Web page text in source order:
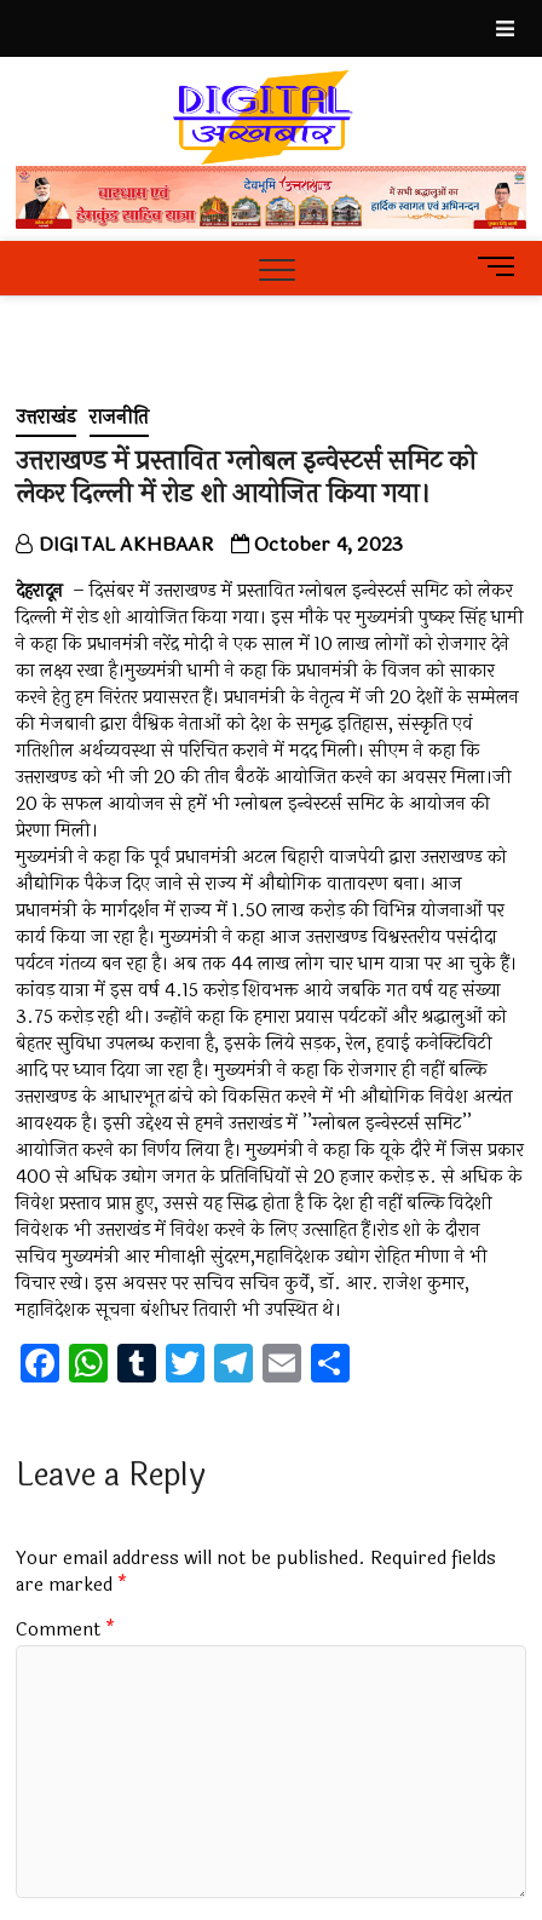
content
Hindi
News
PortalM
e
उत्तराखंड राजनीति
उत्तराखण्ड में प्रस्तावित ग्लोबल इन्वेस्टर्स समिट को
लेकर दिल्ली में रोड शो आयोजित किया गया।
DIGITAL AKHBAAR October 4, 2023
देहरादून – दिसंबर में उत्तराखण्ड में प्रस्तावित ग्लोबल इन्वेस्टर्स समिट को लेकर
दिल्ली में रोड शो आयोजित किया गया। इस मौके पर मुख्यमंत्री पुष्कर सिंह धामी
ने कहा कि प्रधानमंत्री नरेंद्र मोदी ने एक साल में 10 लाख लोगों को रोजगार देने
का लक्ष्य रखा है।मुख्यमंत्री धामी ने कहा कि प्रधानमंत्री के विजन को साकार
करने हेतु हम निरंतर प्रयासरत हैं। प्रधानमंत्री के नेतृत्व में जी 20 देशों के सम्मेलन
की मेजबानी द्वारा वैश्विक नेताओं को देश के समृद्ध इतिहास, संस्कृति एवं
गतिशील अर्थव्यवस्था से परिचित कराने में मदद मिली। सीएम ने कहा कि
उत्तराखण्ड को भी जी 20 की तीन बैठकें आयोजित करने का अवसर मिला।जी
20 के सफल आयोजन से हमें भी ग्लोबल इन्वेस्टर्स समिट के आयोजन की
प्रेरणा मिली।
मुख्यमंत्री ने कहा कि पूर्व प्रधानमंत्री अटल बिहारी वाजपेयी द्वारा उत्तराखण्ड को
औद्योगिक पैकेज दिए जाने से राज्य में औद्योगिक वातावरण बना। आज
प्रधानमंत्री के मार्गदर्शन में राज्य में 1.50 लाख करोड़ की विभिन्न योजनाओं पर
कार्य किया जा रहा है। मुख्यमंत्री ने कहा आज उत्तराखण्ड विश्वस्तरीय पसंदीदा
पर्यटन गंतव्य बन रहा है। अब तक 44 लाख लोग चार धाम यात्रा पर आ चुके हैं।
कांवड़ यात्रा में इस वर्ष 4.15 करोड़ शिवभक्त आये जबकि गत वर्ष यह संख्या
3.75 करोड़ रही थी। उन्होंने कहा कि हमारा प्रयास पर्यटकों और श्रद्धालुओं को
बेहतर सुविधा उपलब्ध कराना है, इसके लिये सड़क, रेल, हवाई कनेक्टिविटी
आदि पर ध्यान दिया जा रहा है। मुख्यमंत्री ने कहा कि रोजगार ही नहीं बल्कि
उत्तराखण्ड के आधारभूत ढांचे को विकसित करने में भी औद्योगिक निवेश अत्यंत
आवश्यक है। इसी उद्देश्य से हमने उत्तराखंड में ’’ग्लोबल इन्वेस्टर्स समिट’’
आयोजित करने का निर्णय लिया है। मुख्यमंत्री ने कहा कि यूके दौरे में जिस प्रकार
400 से अधिक उद्योग जगत के प्रतिनिधियों से 20 हजार करोड़ रु. से अधिक के
निवेश प्रस्ताव प्राप्त हुए, उससे यह सिद्ध होता है कि देश ही नहीं बल्कि विदेशी
निवेशक भी उत्तराखंड में निवेश करने के लिए उत्साहित हैं।रोड शो के दौरान
सचिव मुख्यमंत्री आर मीनाक्षी सुंदरम,महानिदेशक उद्योग रोहित मीणा ने भी
विचार रखे। इस अवसर पर सचिव सचिन कुर्वे, डॉ. आर. राजेश कुमार,
महानिदेशक सूचना बंशीधर तिवारी भी उपस्थित थे।
F
a
b
o
k
W
h
s
p
p
T
u
bl
T
wi
er
T
el
m
E
m
Leave a Reply
Your email address will not be published. Required fields
are marked *
Comment *